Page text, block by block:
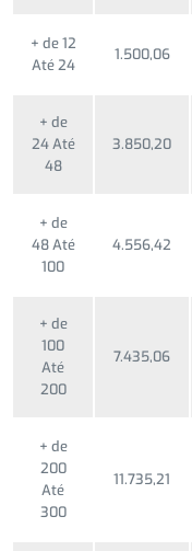
+ de 12
Até 24
1.500,06
+ de
24 Até
48
3.850,20
+ de
48 Até
100
4.556,42
+ de
100
Até
200
7.435,06
+ de
200
Até
300
11.735,21